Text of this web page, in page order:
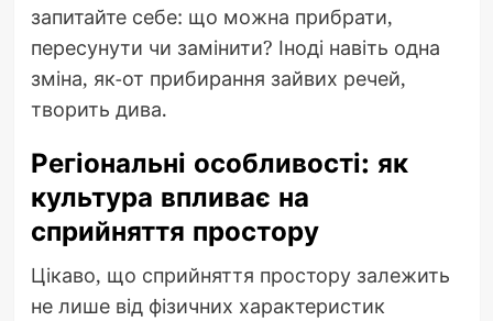
запитайте себе: що можна прибрати,
пересунути чи замінити? Іноді навіть одна
зміна, як-от прибирання зайвих речей,
творить дива.
Регіональні особливості: як
культура впливає на
сприйняття простору
Цікаво, що сприйняття простору залежить
не лише від фізичних характеристик